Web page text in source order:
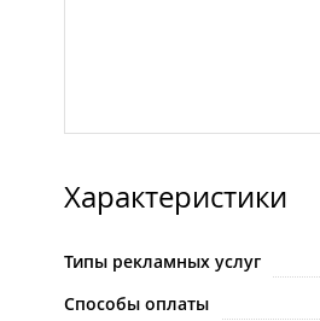
Характеристики
Типы рекламных услуг
Способы оплаты